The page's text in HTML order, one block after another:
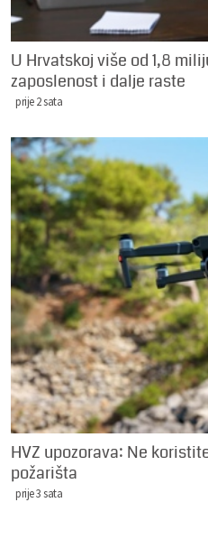
U Hrvatskoj više od 1,8
zaposlenost i dalje raste
prije 2 sata
HVZ upozorava: Ne
požarišta
prije 3 sata